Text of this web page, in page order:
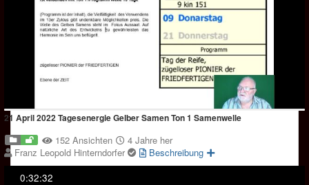
21 April 2022 Tagesenergie Gelber Samen Ton 1 Samenwelle
152 Ansichten
4 Jahre her
Franz Leopold Hinterndorfer
Beschreibung
0:32:32